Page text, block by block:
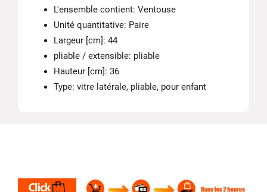
L'ensemble contient: Ventouse
Unité quantitative: Paire
Largeur [cm]: 44
pliable / extensible: pliable
Hauteur [cm]: 36
Type: vitre latérale, pliable, pour enfant